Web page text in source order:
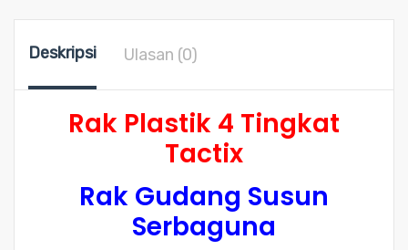
Deskripsi Ulasan (0)
Rak Plastik 4 Tingkat
Tactix
Rak Gudang Susun
Serbaguna